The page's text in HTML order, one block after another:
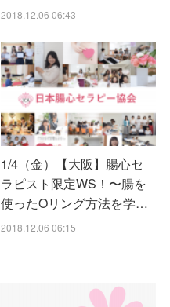
2018.12.06 06:43
1/4（金）【大阪】腸心セ
ラピスト限定WS！〜腸を
使ったOリング方法を学…
2018.12.06 06:15